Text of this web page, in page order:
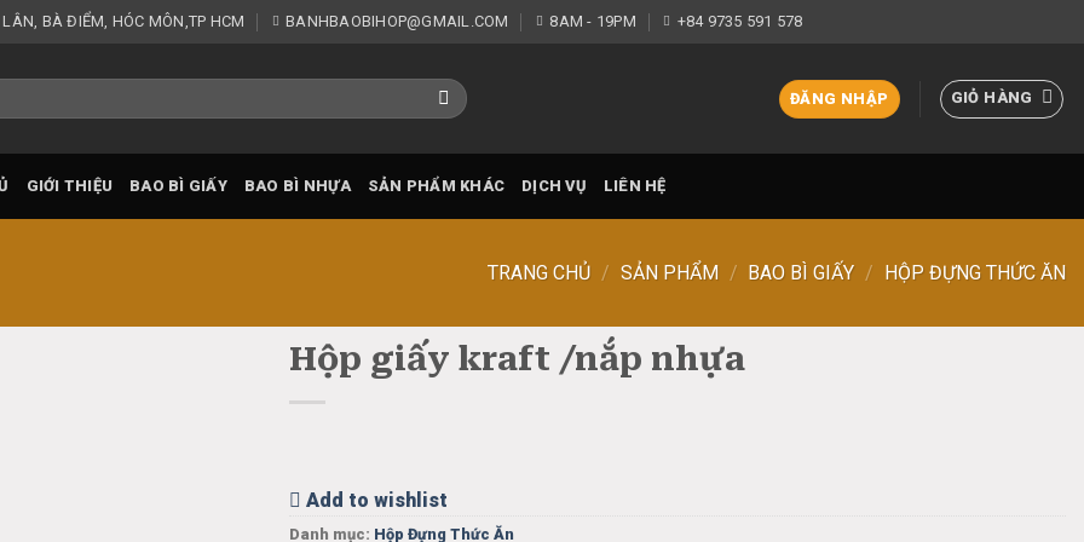
BÀ ĐIỂM, HÓC MÔN,TP HCM BANHBAOBIHOP@GMAIL.COM 8AM - 19PM +84 9735 591 578
ĐĂNG NHẬP GIỎ HÀNG
GIỚI THIỆU BAO BÌ GIẤY BAO BÌ NHỰA SẢN PHẨM KHÁC DỊCH VỤ LIÊN HỆ
TRANG CHỦ / SẢN PHẨM / BAO BÌ GIẤY / HỘP ĐỰNG THỨC ĂN
Hộp giấy kraft /nắp nhựa
Add to wishlist
Danh mục: Hộp Đựng Thức Ăn